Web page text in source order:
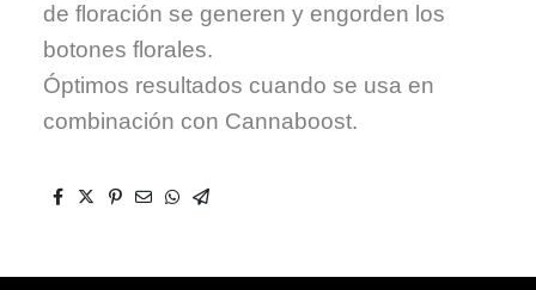
de floración se generen y engorden los
botones florales.
Óptimos resultados cuando se usa en
combinación con Cannaboost.